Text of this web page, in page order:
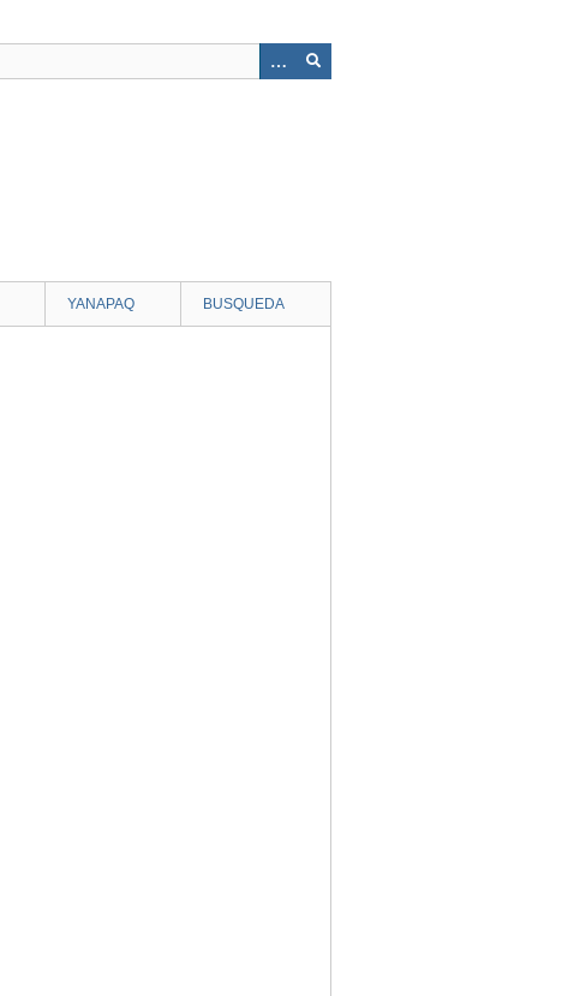
YANAPAQ BUSQUEDA